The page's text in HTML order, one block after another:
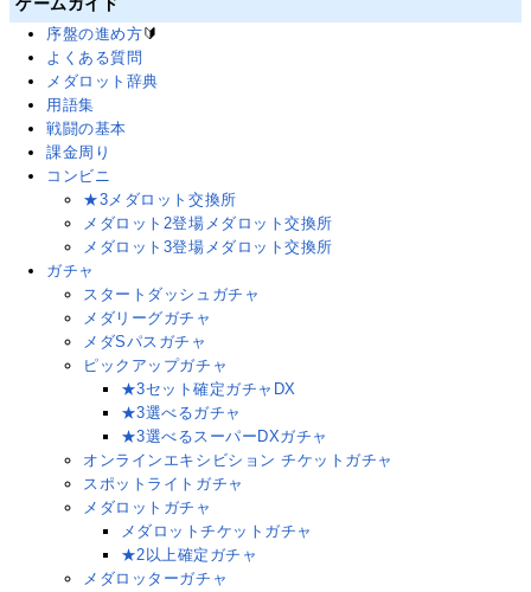
ゲームガイド
序盤の進め方🔰
よくある質問
メダロット辞典
用語集
戦闘の基本
課金周り
コンビニ
★3メダロット交換所
メダロット2登場メダロット交換所
メダロット3登場メダロット交換所
ガチャ
スタートダッシュガチャ
メダリーグガチャ
メダSパスガチャ
ピックアップガチャ
★3セット確定ガチャDX
★3選べるガチャ
★3選べるスーパーDXガチャ
オンラインエキシビション チケットガチャ
スポットライトガチャ
メダロットガチャ
メダロットチケットガチャ
★2以上確定ガチャ
メダロッターガチャ